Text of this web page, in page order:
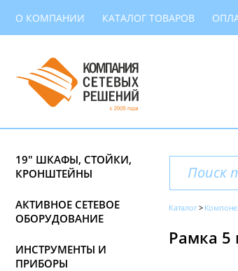
О КОМПАНИИ КАТАЛОГ ТОВАРОВ
19" ШКАФЫ, СТОЙКИ,
КРОНШТЕЙНЫ
АКТИВНОЕ СЕТЕВОЕ
ОБОРУДОВАНИЕ
ИНСТРУМЕНТЫ И
ПРИБОРЫ
Каталог
Рамка 5